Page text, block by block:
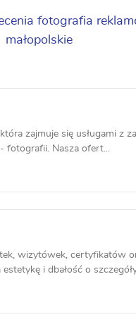
fotografia
małopolskie
zajmuje się usługami z
fotografii. Nasza ofert...
wizytówek, certyfikatów
i dbałość o